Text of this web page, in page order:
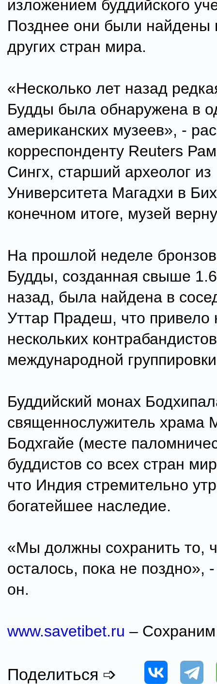
изложением буддийского
Позднее они были найдены
других стран мира.
«Несколько лет назад
Будды была обнаружена в
американских музеев», -
корреспонденту Reuters
Сингх, старший археолог из
Университета Магадхи в
конечном итоге, музей
На прошлой неделе
Будды, созданная свыше
назад, была найдена в
Уттар Прадеш, что привело
нескольких
международной
Буддийский монах
священнослужитель храма
Бодхгайе (месте
буддистов со всех стран
что Индия стремительно
богатейшее наследие.
«Мы должны сохранить то,
осталось, пока не поздно»,
он.
www.savetibet.ru –
Поделиться ➩